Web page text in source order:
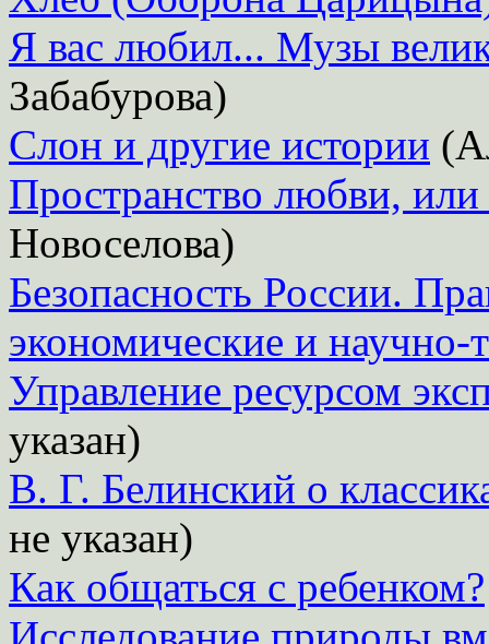
Я вас любил... Музы
Забабурова)
Слон и другие истории
Пространство любви,
Новоселова)
Безопасность России.
экономические и научно-
Управление ресурсом
указан)
В. Г. Белинский о
не указан)
Как общаться с ребенком?